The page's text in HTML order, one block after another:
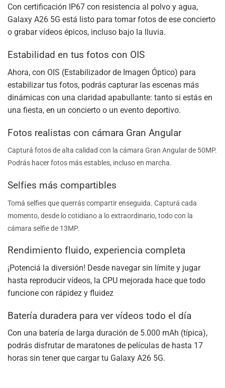
Con certificación IP67 con resistencia al polvo y agua,
Galaxy A26 5G está listo para tomar fotos de ese concierto
o grabar vídeos épicos, incluso bajo la lluvia.
Estabilidad en tus fotos con OIS
Ahora, con OIS (Estabilizador de Imagen Óptico) para
estabilizar tus fotos, podrás capturar las escenas más
dinámicas con una claridad apabullante: tanto si estás en
una fiesta, en un concierto o un evento deportivo.
Fotos realistas con cámara Gran Angular
Capturá fotos de alta calidad con la cámara Gran Angular de 50MP.
Podrás hacer fotos más estables, incluso en marcha.
Selfies más compartibles
Tomá selfies que querrás compartir enseguida. Capturá cada
momento, desde lo cotidiano a lo extraordinario, todo con la
cámara selfie de 13MP.
Rendimiento fluido, experiencia completa
¡Potenciá la diversión! Desde navegar sin límite y jugar
hasta reproducir vídeos, la CPU mejorada hace que todo
funcione con rápidez y fluidez
Batería duradera para ver vídeos todo el día
Con una batería de larga duración de 5.000 mAh (típica),
podrás disfrutar de maratones de películas de hasta 17
horas sin tener que cargar tu Galaxy A26 5G.